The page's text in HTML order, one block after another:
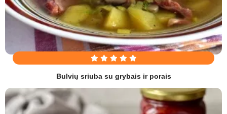
Bulvių sriuba su grybais ir porais